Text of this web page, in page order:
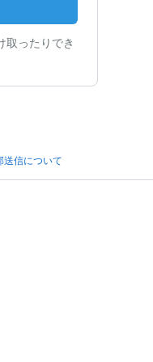
取ったりでき
送信について